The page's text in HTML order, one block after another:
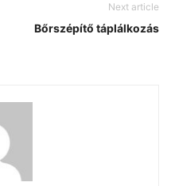
Next article
Bőrszépítő táplálkozás